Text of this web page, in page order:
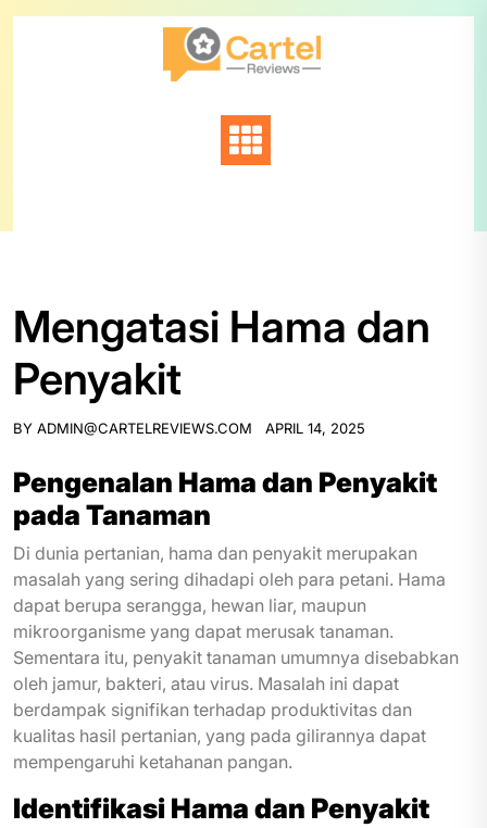
Skip
Mengatasi Hama dan
Penyakit
BY ADMIN@CARTELREVIEWS.COM APRIL 14, 2025
Pengenalan Hama dan Penyakit
pada Tanaman
Di dunia pertanian, hama dan penyakit merupakan
masalah yang sering dihadapi oleh para petani. Hama
dapat berupa serangga, hewan liar, maupun
mikroorganisme yang dapat merusak tanaman.
Sementara itu, penyakit tanaman umumnya disebabkan
oleh jamur, bakteri, atau virus. Masalah ini dapat
berdampak signifikan terhadap produktivitas dan
kualitas hasil pertanian, yang pada gilirannya dapat
mempengaruhi ketahanan pangan.
Identifikasi Hama dan Penyakit